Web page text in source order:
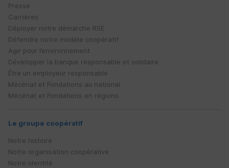
Presse
Carrières
Déployer notre démarche RSE
Défendre notre modèle coopératif
Agir pour l’environnement
Développer la banque responsable et solidaire
Être un employeur responsable
Mécénat et Fondations au national
Mécénat et Fondations en régions
Le groupe coopératif
Notre histoire
Notre organisation coopérative
Notre identité